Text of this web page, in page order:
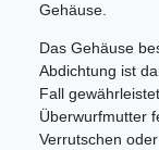
Gehäuse.
Das Gehäuse
Abdichtung ist
Fall
Überwurfmutter
Verrutschen